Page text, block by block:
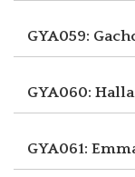
GYA059:
GYA060:
GYA061: